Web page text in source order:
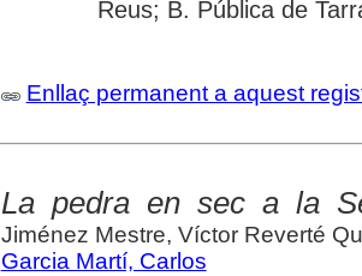
Reus; B. Pública de
Enllaç permanent a aquest
La pedra en sec a la
Jiménez Mestre, Víctor Reverté
Garcia Martí, Carlos